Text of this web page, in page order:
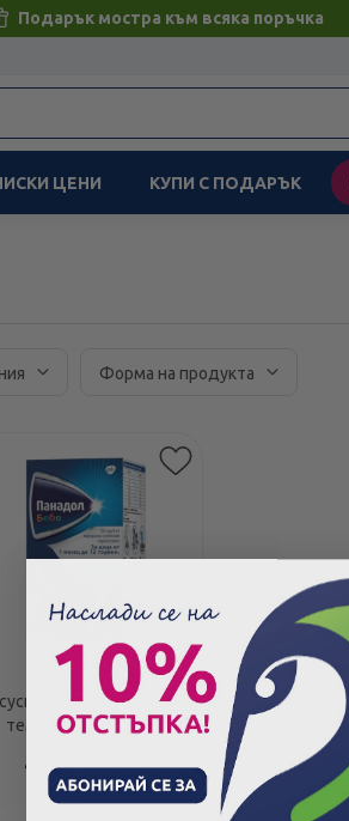
Подарък мостра към всяка поръчка
ЦЕНИ КУПИ С ПОДАРЪК
Форма на продукта
Панадол бейби
суспензия при болка и
температура 120мг/
4.90€ /9.58лв.